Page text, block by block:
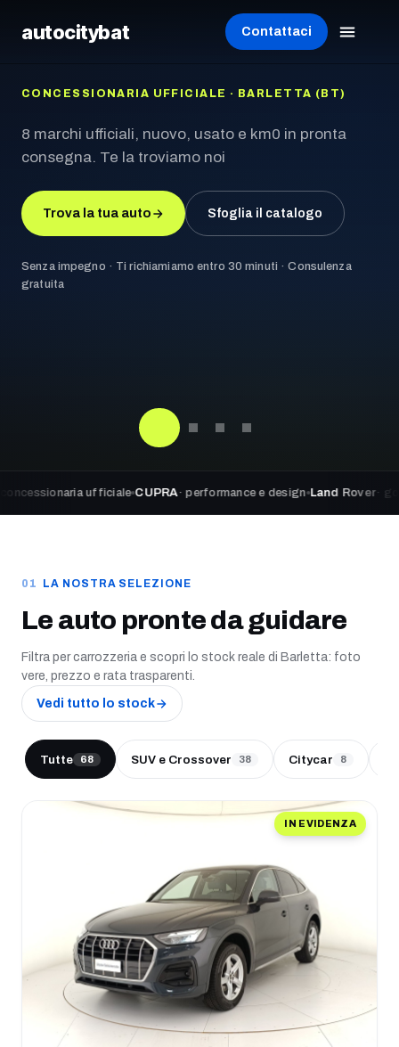
autocitybat Contattaci
CONCESSIONARIA UFFICIALE · BARLETTA (BT)
8 marchi ufficiali, nuovo, usato e km0 in pronta
consegna. Te la troviamo noi
Trova la tua auto Sfoglia il catalogo
Senza impegno · Ti richiamiamo entro 30 minuti · Consulenza
gratuita
ufficiale CUPRA· performance e design Land Rover· go beyond
LA NOSTRA SELEZIONE
Le auto pronte da guidare
Filtra per carrozzeria e scopri lo stock reale di Barletta: foto
vere, prezzo e rata trasparenti.
Vedi tutto lo stock
Tutte 68 SUV e Crossover 38 Citycar 8
IN EVIDENZA